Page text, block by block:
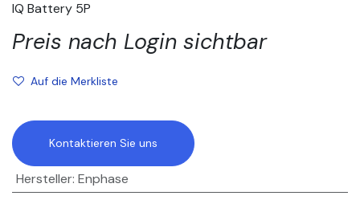
IQ Battery 5P
Preis nach Login sichtbar
Auf die Merkliste
Kontaktieren Sie uns
Hersteller: Enphase